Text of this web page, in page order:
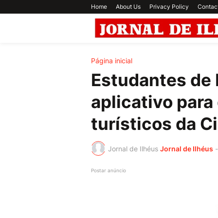
Home About Us Privacy Policy
Página inicial
Estudantes de
aplicativo
turísticos da
Jornal de Ilhéus Jornal de Ilhéus -
Postar anúncio